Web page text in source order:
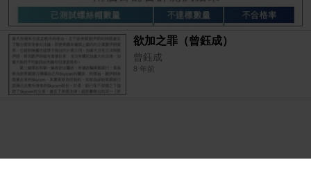
欲加之罪（曾鈺成）
曾鈺成
8 年前